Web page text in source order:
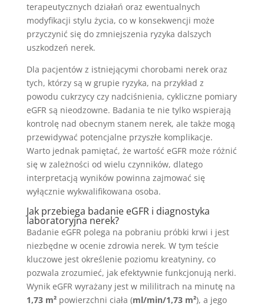
terapeutycznych działań oraz ewentualnych
modyfikacji stylu życia, co w konsekwencji może
przyczynić się do zmniejszenia ryzyka dalszych
uszkodzeń nerek.
Dla pacjentów z istniejącymi chorobami nerek oraz
tych, którzy są w grupie ryzyka, na przykład z
powodu cukrzycy czy nadciśnienia, cykliczne pomiary
eGFR są nieodzowne. Badania te nie tylko wspierają
kontrolę nad obecnym stanem nerek, ale także mogą
przewidywać potencjalne przyszłe komplikacje.
Warto jednak pamiętać, że wartość eGFR może różnić
się w zależności od wielu czynników, dlatego
interpretacją wyników powinna zajmować się
wyłącznie wykwalifikowana osoba.
Jak przebiega badanie eGFR i diagnostyka
laboratoryjna nerek?
Badanie eGFR polega na pobraniu próbki krwi i jest
niezbędne w ocenie zdrowia nerek. W tym teście
kluczowe jest określenie poziomu kreatyniny, co
pozwala zrozumieć, jak efektywnie funkcjonują nerki.
Wynik eGFR wyrażany jest w mililitrach na minutę na
1,73 m²powierzchni ciała (ml/min/1,73 m²), a jego